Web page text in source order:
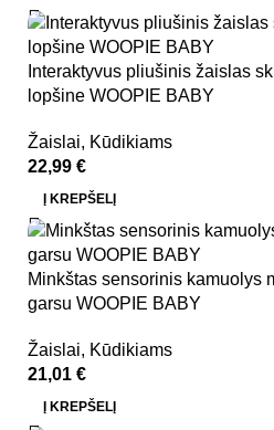
Interaktyvus pliušinis žaislas
lopšine WOOPIE BABY
Žaislai, Kūdikiams
22,99 €
Į KREPŠELĮ
Minkštas sensorinis kamuolys
garsu WOOPIE BABY
Žaislai, Kūdikiams
21,01 €
Į KREPŠELĮ